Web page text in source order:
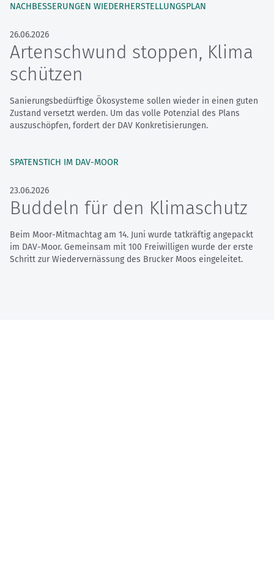
NACHBESSERUNGEN WIEDERHERSTELLUNGSPLAN
26.06.2026
Artenschwund stoppen, Klima
schützen
Sanierungsbedürftige Ökosysteme sollen wieder in einen guten
Zustand versetzt werden. Um das volle Potenzial des Plans
auszuschöpfen, fordert der DAV Konkretisierungen.
SPATENSTICH IM DAV-MOOR
23.06.2026
Buddeln für den Klimaschutz
Beim Moor-Mitmachtag am 14. Juni wurde tatkräftig angepackt
im DAV-Moor. Gemeinsam mit 100 Freiwilligen wurde der erste
Schritt zur Wiedervernässung des Brucker Moos eingeleitet.